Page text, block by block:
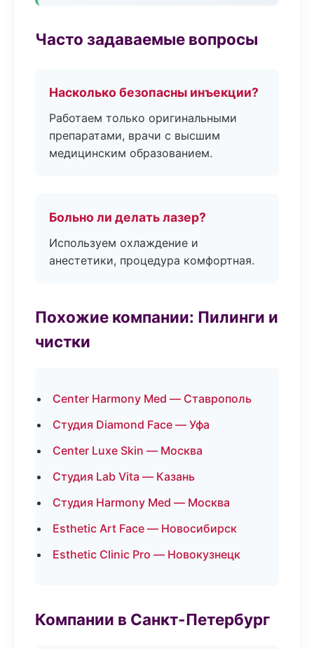
Часто задаваемые вопросы
Насколько безопасны инъекции?
Работаем только оригинальными
препаратами, врачи с высшим
медицинским образованием.
Больно ли делать лазер?
Используем охлаждение и
анестетики, процедура комфортная.
Похожие компании: Пилинги и
чистки
Center Harmony Med — Ставрополь
Студия Diamond Face — Уфа
Center Luxe Skin — Москва
Студия Lab Vita — Казань
Студия Harmony Med — Москва
Esthetic Art Face — Новосибирск
Esthetic Clinic Pro — Новокузнецк
Компании в Санкт-Петербург